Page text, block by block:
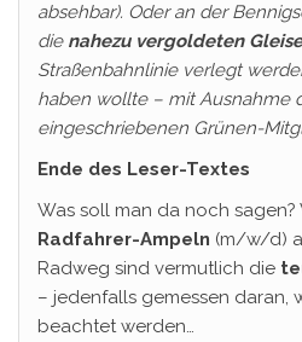
absehbar). Oder an der
die nahezu vergoldeten Gleise
Straßenbahnlinie verlegt
haben wollte – mit Ausnahme
eingeschriebenen Grünen-
Ende des Leser-Textes
Was soll man da noch sagen?
Radfahrer-Ampeln (m/w/d)
Radweg sind vermutlich die
– jedenfalls gemessen daran,
beachtet werden…